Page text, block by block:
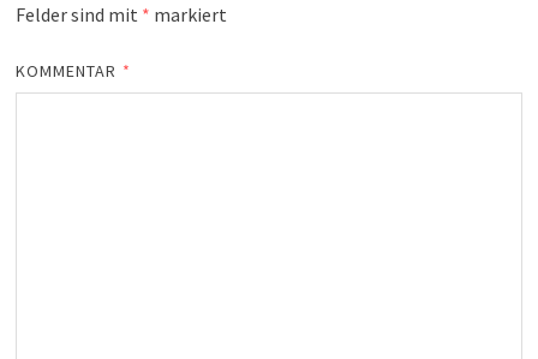
Felder sind mit * markiert
KOMMENTAR *